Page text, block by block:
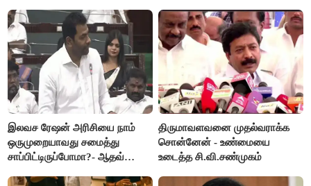
இலவச ரேஷன் அரிசியை நாம்
ஒருமுறையாவது சமைத்து
சாப்பிட்டிருப்போமா?- ஆதவ்
திருமாவளவனை முதல்வராக்க
சொன்னேன் - உண்மையை
உடைத்த சி.வி.சண்முகம்